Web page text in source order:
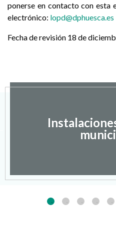
ponerse en contacto con esta
electrónico: lopd@dphuesca.es
Fecha de revisión 18 de